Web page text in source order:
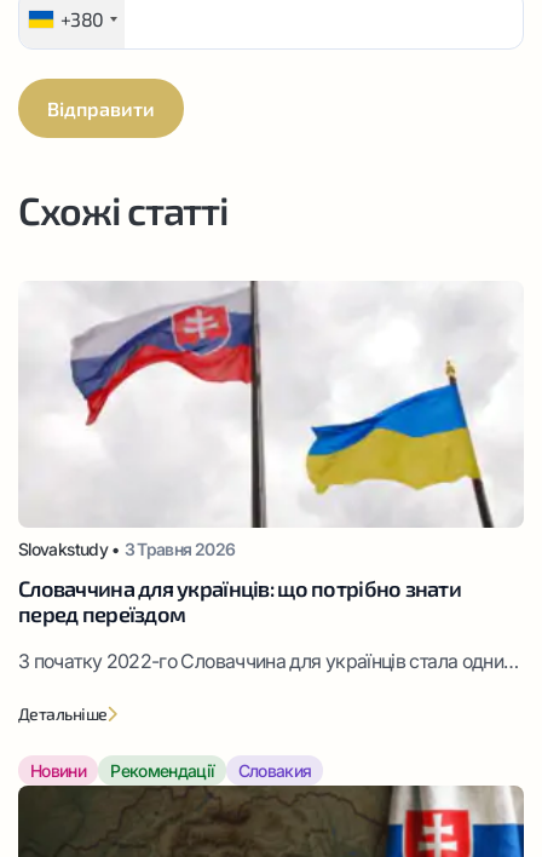
+380
Схожі статті
Slovakstudy • 3 Травня 2026
Словаччина для українців: що потрібно знати
перед переїздом
З початку 2022-го Словаччина для українців стала одним
Країна прийняла тисячі біженців та залишається
навіть у 2026 році. Частина прибулих досі перебуває у
статусі тимчасово захищених. Але потік мігрантів не
зменшується, багато хто асимілюється й отримує
Детальніше
Новини Рекомендації Словакия